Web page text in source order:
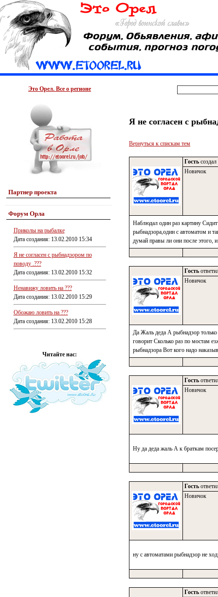
Это Орел. Все о регионе
Партнер проекта
Форум Орла
Приколы на рыбалке
Дата создания: 13.02.2010 15:34
Я не согласен с рыбнадзором по
поводу .???
Дата создания: 13.02.2010 15:32
Ненавижу ловить на ???
Дата создания: 13.02.2010 15:29
Обожаю ловить на ???
Дата создания: 13.02.2010 15:28
Читайте нас:
Я не согласен с
Вернуться к спискам тем
Гость
Новичок
Наблюдал один раз картину
рыбнадзора,один с автоматом и
думай правы ли они после этого,
Гость
Новичок
Да Жаль деда А рыбнадзор
говорит Сколько раз по мостам
рыбнадзора Вот кого надо
Гость
Новичок
Ну да деда жаль А к браткам
Гость
Новичок
ну с автоматами рыбнадзор не
Гость